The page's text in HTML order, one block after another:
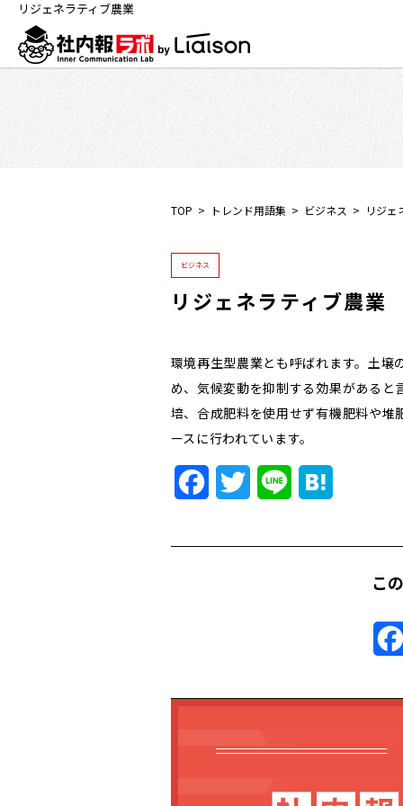
リジェネラティブ農業
TOP トレンド用語集 ビジネス リジェ
ビジネス
リジェネラティブ農業
環境再生型農業とも呼ばれます。土
め、気候変動を抑制する効果がある
培、合成肥料を使用せず有機肥料や
ースに行われています。
FacebookTwitter Line
こ